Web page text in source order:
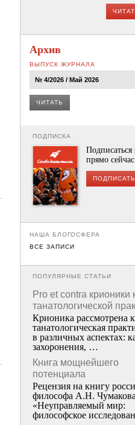
Архив
ВЫПУСК ЖУРНАЛА
ЧИТАТЬ
ПОДПИСКА
Подписаться
прямо сейчас
НАША БЛОГОСФЕРА
ВСЕ ЗАПИСИ
ПОПУЛЯРНЫЕ СТАТЬИ
Pro et contra крионики
танатологической
Крионика рассмотрена
танатологическая
в различных аспектах:
захоронения, …
Книга мощнейшего
потенциала
Рецензия на книгу
философа А.Н. Чумакова
«Неуправляемый мир:
философское